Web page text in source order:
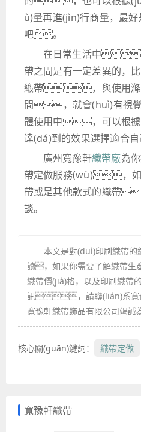
ù)量再進(jìn)行商量，最
吧。
在日常生活中
帶之間是有一定差異的，
緞帶，與使用滌
間，就會(huì)有視
體使用中，可以根據
達(dá)到的效果選擇適合
廣州寬豫軒織帶廠為
帶定做服務(wù)，如
帶或是其他款式的織帶
談。
本文是對(duì)印刷織帶
讀，如果你需要了解織帶生
織帶價(jià)格，以及印刷織帶
訊，請聯(lián)系寬
寬豫軒織帶飾品有限公司竭
核心關(guān)鍵詞： 織帶定做
寬豫軒織帶